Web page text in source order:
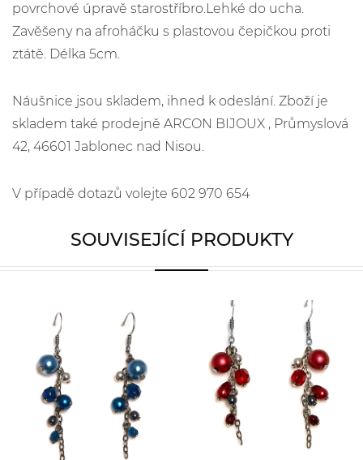
povrchové úpravě starostříbro.Lehké do ucha.
Zavěšeny na afroháčku s plastovou čepičkou proti
ztátě. Délka 5cm.
Náušnice jsou skladem, ihned k odeslání. Zboží je
skladem také prodejně ARCON BIJOUX , Průmyslová
42, 46601 Jablonec nad Nisou.
V případě dotazů volejte 602 970 654
SOUVISEJÍCÍ PRODUKTY